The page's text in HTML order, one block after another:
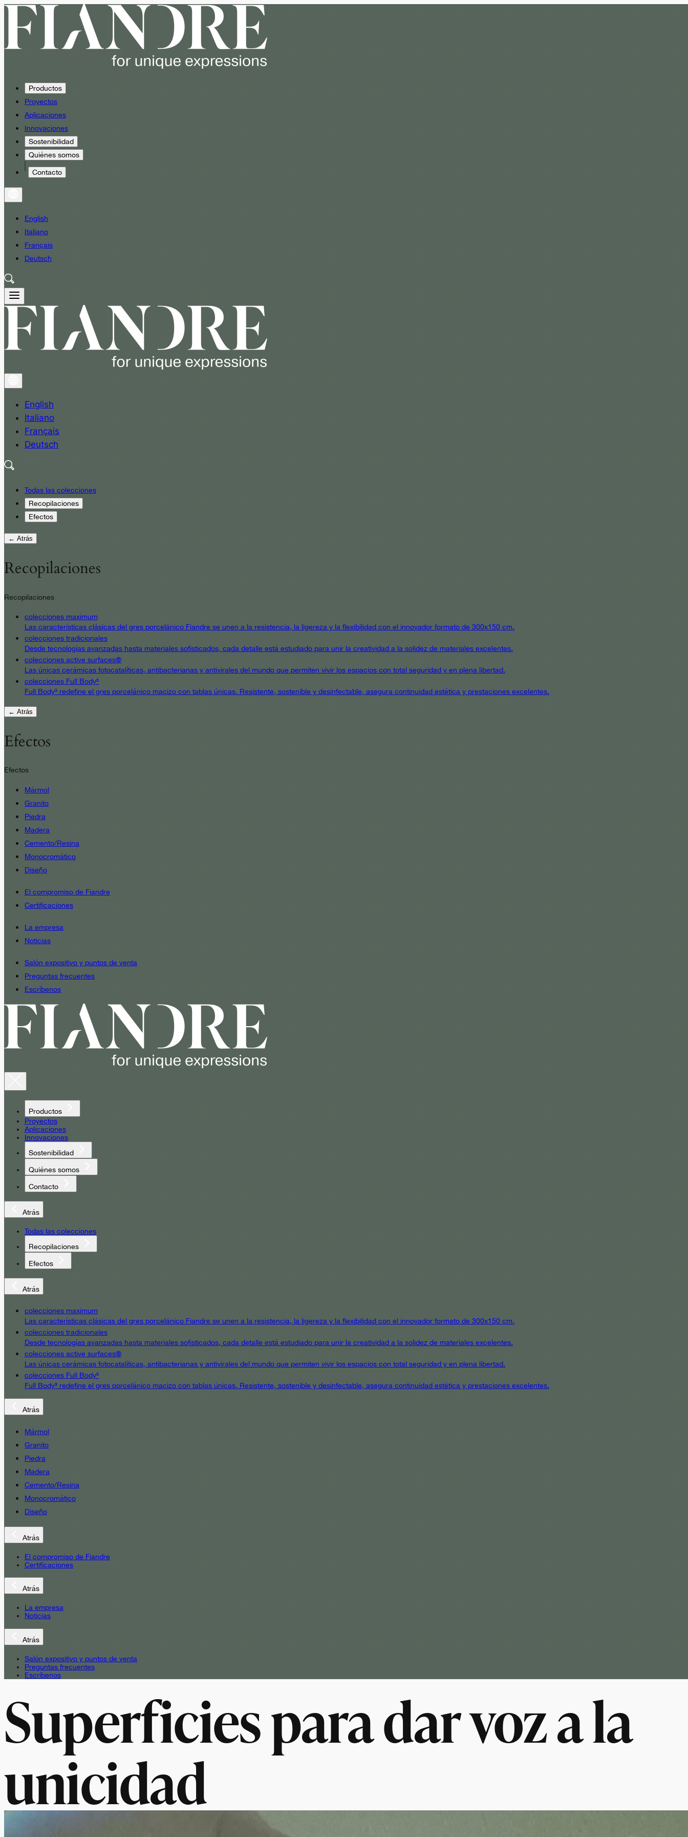
Productos
Proyectos
Aplicaciones
Innovaciones
Sostenibilidad
Quiénes somos
Contacto
English
Italiano
Français
Deutsch
English
Italiano
Français
Deutsch
Todas las colecciones
Recopilaciones
Efectos
← Atrás
Recopilaciones
Recopilaciones
colecciones maximum
Las características clásicas del gres porcelánico Fiandre se unen a la resistencia, la ligereza y la flexibilidad con el innovador formato de 300x150 cm.
colecciones tradicionales
Desde tecnologías avanzadas hasta materiales sofisticados, cada detalle está estudiado para unir la creatividad a la solidez de materiales excelentes.
colecciones active surfaces®
Las únicas cerámicas fotocatalíticas, antibacterianas y antivirales del mundo que permiten vivir los espacios con total seguridad y en plena libertad.
colecciones Full Body³
Full Body³ redefine el gres porcelánico macizo con tablas únicas. Resistente, sostenible y desinfectable, asegura continuidad estética y prestaciones excelentes.
← Atrás
Efectos
Efectos
Mármol
Granito
Piedra
Madera
Cemento/Resina
Monocromático
Diseño
El compromiso de Fiandre
Certificaciones
La empresa
Noticias
Salón expositivo y puntos de venta
Preguntas frecuentes
Escríbenos
Productos
Proyectos
Aplicaciones
Innovaciones
Sostenibilidad
Quiénes somos
Contacto
Atrás
Todas las colecciones
Recopilaciones
Efectos
Atrás
colecciones maximum
Las características clásicas del gres porcelánico Fiandre se unen a la resistencia, la ligereza y la flexibilidad con el innovador formato de 300x150 cm.
colecciones tradicionales
Desde tecnologías avanzadas hasta materiales sofisticados, cada detalle está estudiado para unir la creatividad a la solidez de materiales excelentes.
colecciones active surfaces®
Las únicas cerámicas fotocatalíticas, antibacterianas y antivirales del mundo que permiten vivir los espacios con total seguridad y en plena libertad.
colecciones Full Body³
Full Body³ redefine el gres porcelánico macizo con tablas únicas. Resistente, sostenible y desinfectable, asegura continuidad estética y prestaciones excelentes.
Atrás
Mármol
Granito
Piedra
Madera
Cemento/Resina
Monocromático
Diseño
Atrás
El compromiso de Fiandre
Certificaciones
Atrás
La empresa
Noticias
Atrás
Salón expositivo y puntos de venta
Preguntas frecuentes
Escríbenos
Superficies para dar voz a la
unicidad